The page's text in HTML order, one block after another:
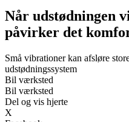
Når udstødningen
påvirker det
Små vibrationer kan afsløre
udstødningssystem
Bil værksted
Bil værksted
Del og vis hjerte
X